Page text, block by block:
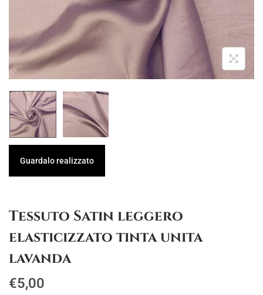
z
o
o
Guardalo realizzato
Tessuto Satin leggero
elasticizzato tinta unita
lavanda
€5,00